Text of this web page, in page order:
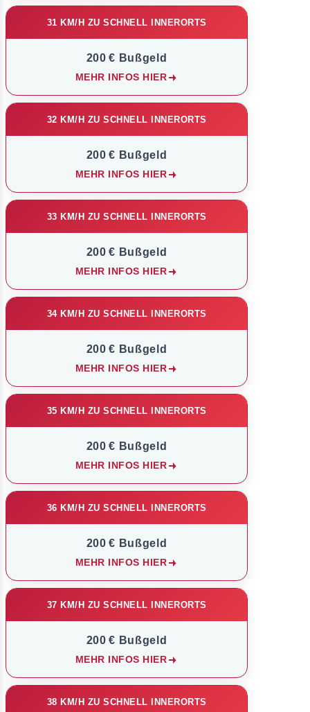
31 KM/H ZU SCHNELL INNERORTS
200 € Bußgeld
MEHR INFOS HIER
32 KM/H ZU SCHNELL INNERORTS
200 € Bußgeld
MEHR INFOS HIER
33 KM/H ZU SCHNELL INNERORTS
200 € Bußgeld
MEHR INFOS HIER
34 KM/H ZU SCHNELL INNERORTS
200 € Bußgeld
MEHR INFOS HIER
35 KM/H ZU SCHNELL INNERORTS
200 € Bußgeld
MEHR INFOS HIER
36 KM/H ZU SCHNELL INNERORTS
200 € Bußgeld
MEHR INFOS HIER
37 KM/H ZU SCHNELL INNERORTS
200 € Bußgeld
MEHR INFOS HIER
38 KM/H ZU SCHNELL INNERORTS